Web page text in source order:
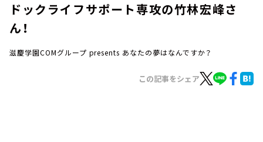
ドックライフサポート専攻の竹林宏峰さ
ん！
滋慶学園COMグループ presents あなたの夢はなんですか？
この記事をシェア